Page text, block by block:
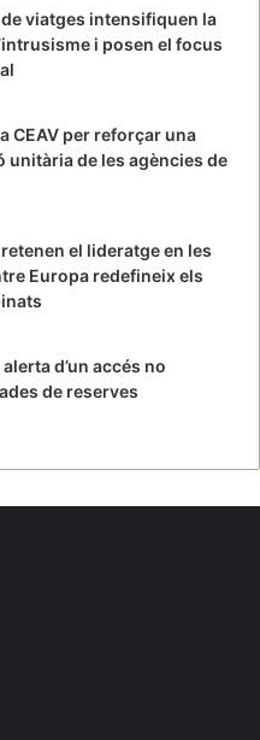
viatges intensifiquen la
i posen el focus
CEAV per reforçar una
unitària de les agències de
el lideratge en les
Europa redefineix els
d’un accés no
de reserves